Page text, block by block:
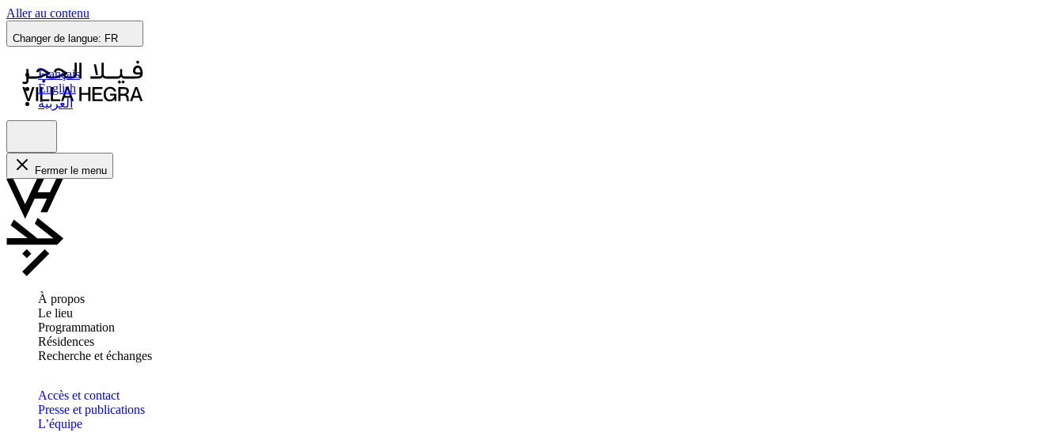
Aller au contenu
Changer de langue: FR
Français
English
العربية
Fermer le menu
À propos
Le lieu
Programmation
Résidences
Recherche et échanges
Accès et contact
Presse et publications
L’équipe